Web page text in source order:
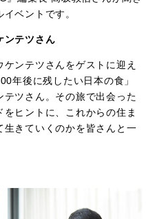
ベントです。
ンテツさん
ンテツさんをゲストに迎え
年後に残したい日本の食」
ツさん。その旅で出会った
ヒントに、これからの住ま
きていくのかを皆さんと一